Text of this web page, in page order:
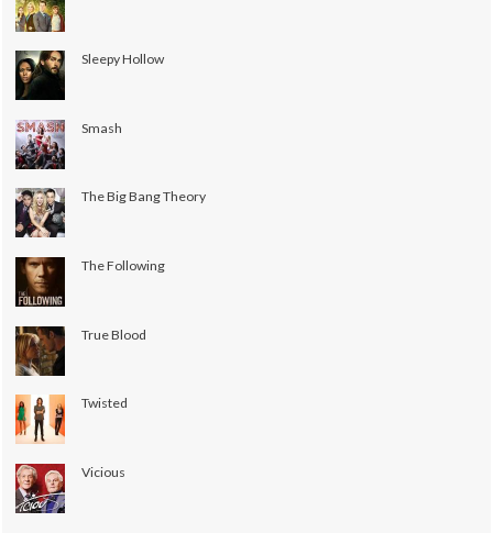
Sleepy Hollow
Smash
The Big Bang Theory
The Following
True Blood
Twisted
Vicious